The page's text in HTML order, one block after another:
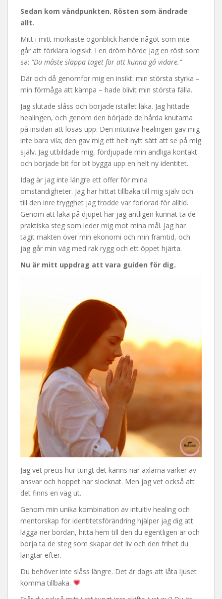
Sedan kom vändpunkten. Rösten som ändrade
allt.
Mitt i mitt mörkaste ögonblick hände något som inte
går att förklara logiskt. I en dröm hörde jag en röst som
sa: ”Du måste släppa taget för att kunna gå vidare.”
Där och då genomfor mig en insikt: min största styrka –
min förmåga att kämpa – hade blivit min största fälla.
Jag slutade slåss och började istället läka. Jag hittade
healingen, och genom den började de hårda knutarna
på insidan att lösas upp. Den intuitiva healingen gav mig
inte bara vila; den gav mig ett helt nytt sätt att se på mig
själv. Jag utbildade mig, fördjupade min andliga kontakt
och började bit för bit bygga upp en helt ny identitet.
Idag är jag inte längre ett offer för mina
omständigheter. Jag har hittat tillbaka till mig själv och
till den inre trygghet jag trodde var förlorad för alltid.
Genom att läka på djupet har jag äntligen kunnat ta de
praktiska steg som leder mig mot mina mål. Jag har
tagit makten över min ekonomi och min framtid, och
jag går min väg med rak rygg och ett öppet hjärta.
Nu är mitt uppdrag att vara guiden för dig.
Jag vet precis hur tungt det känns när axlarna värker av
ansvar och hoppet har slocknat. Men jag vet också att
det finns en väg ut.
Genom min unika kombination av intuitiv healing och
mentorskap för identitetsförändring hjälper jag dig att
lägga ner bördan, hitta hem till den du egentligen är och
börja ta de steg som skapar det liv och den frihet du
längtar efter.
Du behöver inte slåss längre. Det är dags att låta ljuset
komma tillbaka.